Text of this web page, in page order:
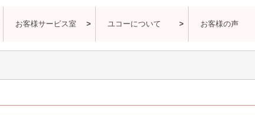
お客様サービス室 ユコーについて お客様の声